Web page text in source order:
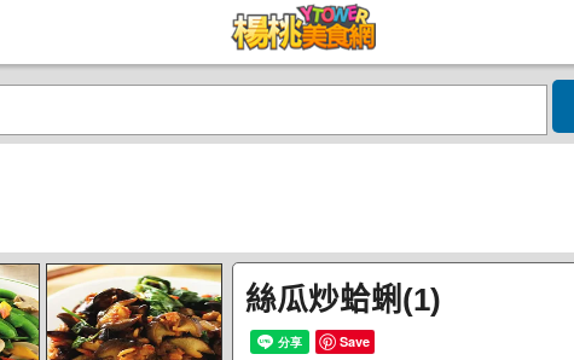
絲瓜炒蛤蜊(1)
Save